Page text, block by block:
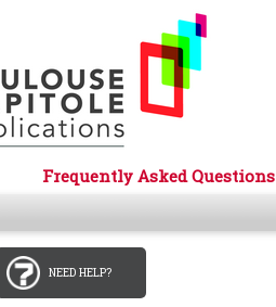
Frequently Asked Questions
NEED HELP?